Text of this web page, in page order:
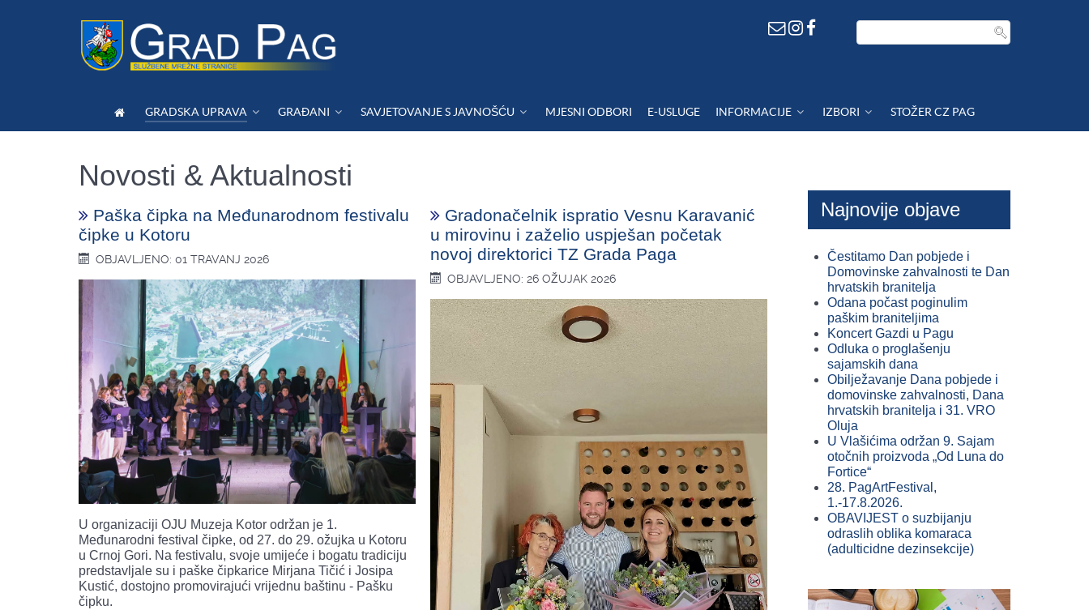
GRADSKA UPRAVA GRAĐANI SAVJETOVANJE S JAVNOŠĆU MJESNI ODBORI E-USLUGE INFORMACIJE IZBORI STOŽER CZ PAG
Novosti & Aktualnosti
Paška čipka na Međunarodnom festivalu
čipke u Kotoru
OBJAVLJENO: 01 TRAVANJ 2026
U organizaciji OJU Muzeja Kotor održan je 1.
Međunarodni festival čipke, od 27. do 29. ožujka u Kotoru
u Crnoj Gori. Na festivalu, svoje umijeće i bogatu tradiciju
predstavljale su i paške čipkarice Mirjana Tičić i Josipa
Kustić, dostojno promovirajući vrijednu baštinu - Pašku
čipku.
Gradonačelnik ispratio Vesnu Karavanić
u mirovinu i zaželio uspješan početak
novoj direktorici TZ Grada Paga
OBJAVLJENO: 26 OŽUJAK 2026
Najnovije objave
Čestitamo Dan pobjede i
Domovinske zahvalnosti te Dan
hrvatskih branitelja
Odana počast poginulim
paškim braniteljima
Koncert Gazdi u Pagu
Odluka o proglašenju
sajamskih dana
Obilježavanje Dana pobjede i
domovinske zahvalnosti, Dana
hrvatskih branitelja i 31. VRO
Oluja
U Vlašićima održan 9. Sajam
otočnih proizvoda „Od Luna do
Fortice“
28. PagArtFestival,
1.-17.8.2026.
OBAVIJEST o suzbijanju
odraslih oblika komaraca
(adulticidne dezinsekcije)